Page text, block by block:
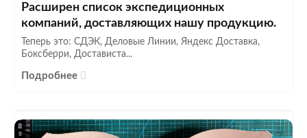
Расширен список экспедиционных
компаний, доставляющих нашу продукцию.
Теперь это: СДЭК, Деловые Линии, Яндекс Доставка,
Боксберри, Достависта...
Подробнее